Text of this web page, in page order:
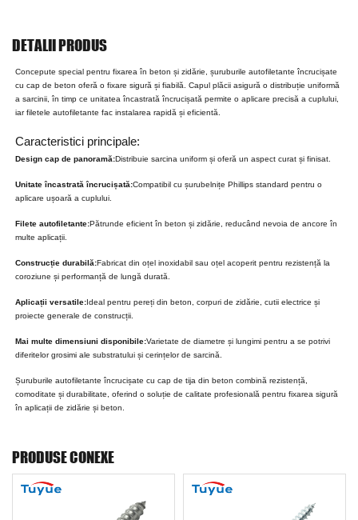
DETALII PRODUS
Concepute special pentru fixarea în beton și zidărie, șuruburile autofiletante încrucișate
cu cap de beton oferă o fixare sigură și fiabilă. Capul plăcii asigură o distribuție uniformă
a sarcinii, în timp ce unitatea încastrată încrucișată permite o aplicare precisă a cuplului,
iar filetele autofiletante fac instalarea rapidă și eficientă.
Caracteristici principale:
Design cap de panoramă:Distribuie sarcina uniform și oferă un aspect curat și finisat.
Unitate încastrată încrucișată:Compatibil cu șurubelnițe Phillips standard pentru o
aplicare ușoară a cuplului.
Filete autofiletante:Pătrunde eficient în beton și zidărie, reducând nevoia de ancore în
multe aplicații.
Construcție durabilă:Fabricat din oțel inoxidabil sau oțel acoperit pentru rezistență la
coroziune și performanță de lungă durată.
Aplicații versatile:Ideal pentru pereți din beton, corpuri de zidărie, cutii electrice și
proiecte generale de construcții.
Mai multe dimensiuni disponibile:Varietate de diametre și lungimi pentru a se potrivi
diferitelor grosimi ale substratului și cerințelor de sarcină.
Șuruburile autofiletante încrucișate cu cap de tija din beton combină rezistență,
comoditate și durabilitate, oferind o soluție de calitate profesională pentru fixarea sigură
în aplicații de zidărie și beton.
PRODUSE CONEXE